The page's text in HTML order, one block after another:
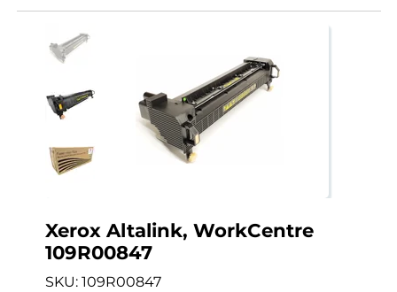
Xerox Altalink, WorkCentre
109R00847
SKU: SKU
109R00847
109R00847